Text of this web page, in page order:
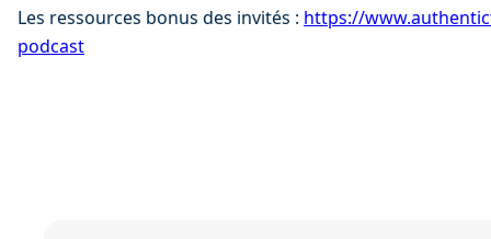
Les ressources bonus des invités : ⁠⁠https://
podcast⁠